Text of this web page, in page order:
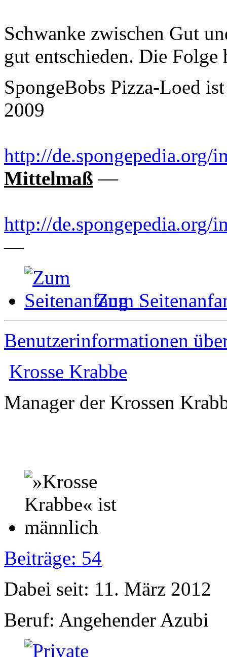
Schwanke zwischen Gut
gut entschieden. Die
SpongeBobs Pizza-Loed
2009
http://de.spongepedia.org/
Mittelmaß —
http://de.spongepedia.org/
—
Zum
Benutzerinformationen
Krosse Krabbe
Manager der Krossen
Beiträge: 54
Dabei seit: 11. März 2012
Beruf: Angehender Azubi